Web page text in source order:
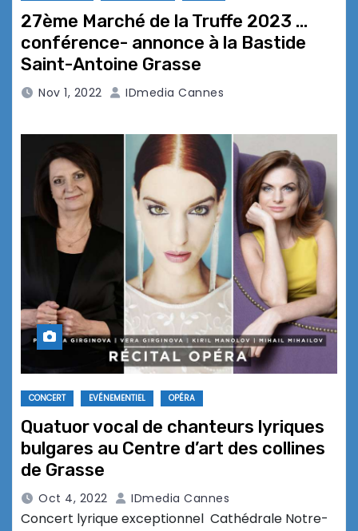
27ème Marché de la Truffe 2023 …
conférence- annonce à la Bastide
Saint-Antoine Grasse
Nov 1, 2022 IDmedia Cannes
CONCERT EVÉNEMENTIEL OPÉRA
Quatuor vocal de chanteurs lyriques
bulgares au Centre d’art des collines
de Grasse
Oct 4, 2022 IDmedia Cannes
Concert lyrique exceptionnel Cathédrale Notre-